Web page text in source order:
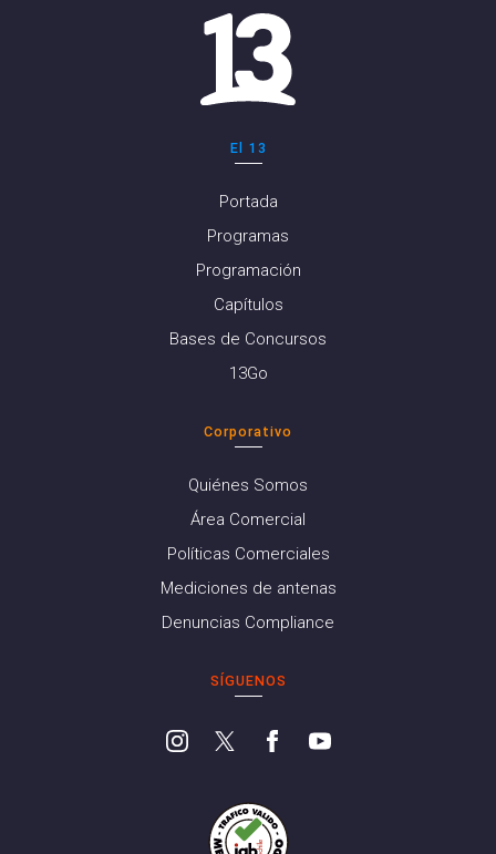
El 13
Portada
Programas
Programación
Capítulos
Bases de Concursos
13Go
Corporativo
Quiénes Somos
Área Comercial
Políticas Comerciales
Mediciones de antenas
Denuncias Compliance
SÍGUENOS